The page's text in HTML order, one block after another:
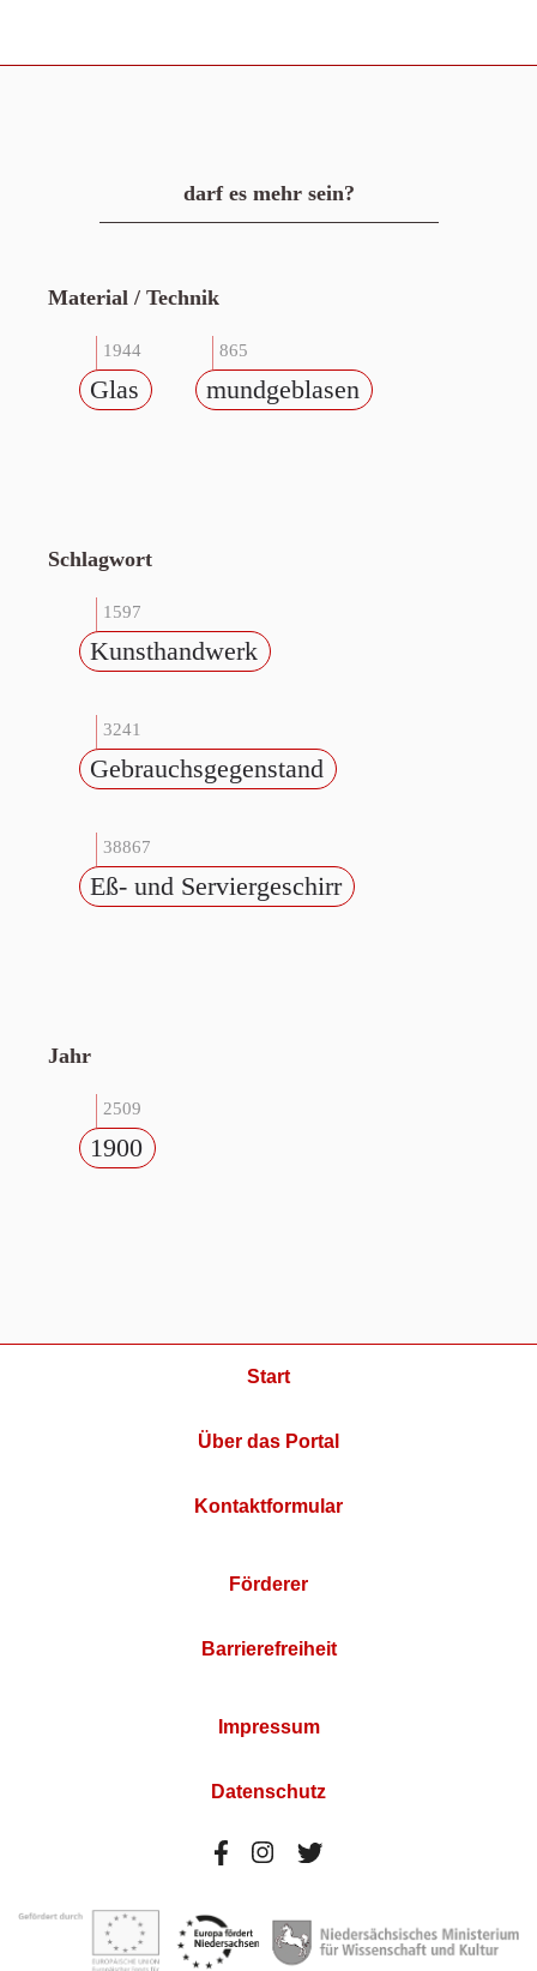
darf es mehr sein?
Material / Technik
1944
Glas
865
mundgeblasen
Schlagwort
1597
Kunsthandwerk
3241
Gebrauchsgegenstand
38867
Eß- und Serviergeschirr
Jahr
2509
1900
Start
Über das Portal
Kontaktformular
Förderer
Barrierefreiheit
Impressum
Datenschutz